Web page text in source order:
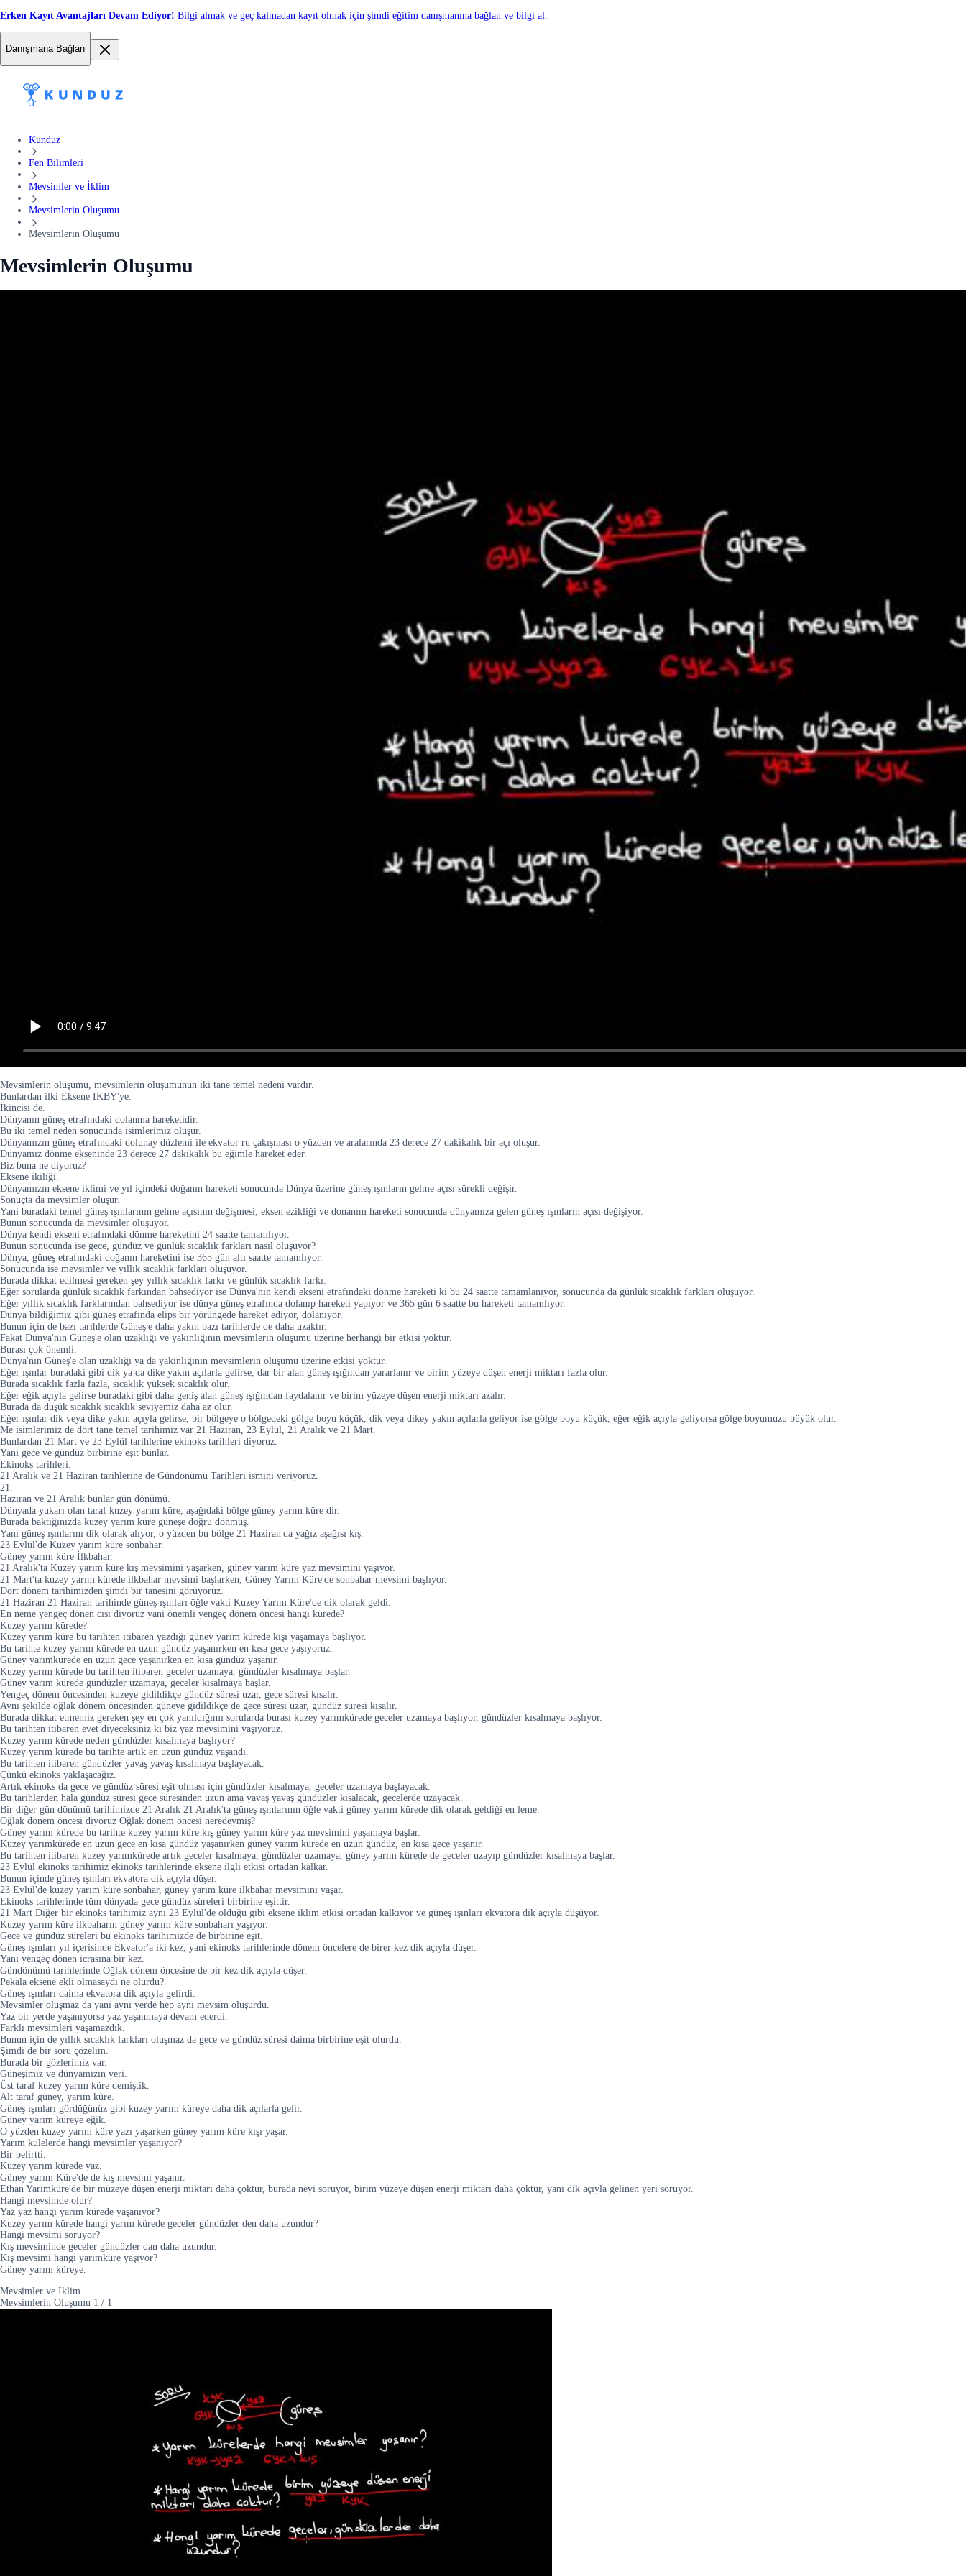
Erken Kayıt Avantajları Devam Ediyor! Bilgi almak ve geç kalmadan kayıt olmak için şimdi eğitim danışmanına bağlan ve bilgi al.
Danışmana Bağlan
Kunduz
Fen Bilimleri
Mevsimler ve İklim
Mevsimlerin Oluşumu
Mevsimlerin Oluşumu
Mevsimlerin Oluşumu
Mevsimlerin oluşumu, mevsimlerin oluşumunun iki tane temel nedeni vardır.
Bunlardan ilki Eksene IKBY'ye.
İkincisi de.
Dünyanın güneş etrafındaki dolanma hareketidir.
Bu iki temel neden sonucunda isimlerimiz oluşur.
Dünyamızın güneş etrafındaki dolunay düzlemi ile ekvator ru çakışması o yüzden ve aralarında 23 derece 27 dakikalık bir açı oluşur.
Dünyamız dönme ekseninde 23 derece 27 dakikalık bu eğimle hareket eder.
Biz buna ne diyoruz?
Eksene ikiliği.
Dünyamızın eksene iklimi ve yıl içindeki doğanın hareketi sonucunda Dünya üzerine güneş ışınların gelme açısı sürekli değişir.
Sonuçta da mevsimler oluşur.
Yani buradaki temel güneş ışınlarının gelme açısının değişmesi, eksen ezikliği ve donanım hareketi sonucunda dünyamıza gelen güneş ışınların açısı değişiyor.
Bunun sonucunda da mevsimler oluşuyor.
Dünya kendi ekseni etrafındaki dönme hareketini 24 saatte tamamlıyor.
Bunun sonucunda ise gece, gündüz ve günlük sıcaklık farkları nasıl oluşuyor?
Dünya, güneş etrafındaki doğanın hareketini ise 365 gün altı saatte tamamlıyor.
Sonucunda ise mevsimler ve yıllık sıcaklık farkları oluşuyor.
Burada dikkat edilmesi gereken şey yıllık sıcaklık farkı ve günlük sıcaklık farkı.
Eğer sorularda günlük sıcaklık farkından bahsediyor ise Dünya'nın kendi ekseni etrafındaki dönme hareketi ki bu 24 saatte tamamlanıyor, sonucunda da günlük sıcaklık farkları oluşuyor.
Eğer yıllık sıcaklık farklarından bahsediyor ise dünya güneş etrafında dolanıp hareketi yapıyor ve 365 gün 6 saatte bu hareketi tamamlıyor.
Dünya bildiğimiz gibi güneş etrafında elips bir yörüngede hareket ediyor, dolanıyor.
Bunun için de bazı tarihlerde Güneş'e daha yakın bazı tarihlerde de daha uzaktır.
Fakat Dünya'nın Güneş'e olan uzaklığı ve yakınlığının mevsimlerin oluşumu üzerine herhangi bir etkisi yoktur.
Burası çok önemli.
Dünya'nın Güneş'e olan uzaklığı ya da yakınlığının mevsimlerin oluşumu üzerine etkisi yoktur.
Eğer ışınlar buradaki gibi dik ya da dike yakın açılarla gelirse, dar bir alan güneş ışığından yararlanır ve birim yüzeye düşen enerji miktarı fazla olur.
Burada sıcaklık fazla fazla, sıcaklık yüksek sıcaklık olur.
Eğer eğik açıyla gelirse buradaki gibi daha geniş alan güneş ışığından faydalanır ve birim yüzeye düşen enerji miktarı azalır.
Burada da düşük sıcaklık sıcaklık seviyemiz daha az olur.
Eğer ışınlar dik veya dike yakın açıyla gelirse, bir bölgeye o bölgedeki gölge boyu küçük, dik veya dikey yakın açılarla geliyor ise gölge boyu küçük, eğer eğik açıyla geliyorsa gölge boyumuzu büyük olur.
Me isimlerimiz de dört tane temel tarihimiz var 21 Haziran, 23 Eylül, 21 Aralık ve 21 Mart.
Bunlardan 21 Mart ve 23 Eylül tarihlerine ekinoks tarihleri diyoruz.
Yani gece ve gündüz birbirine eşit bunlar.
Ekinoks tarihleri.
21 Aralık ve 21 Haziran tarihlerine de Gündönümü Tarihleri ismini veriyoruz.
21.
Haziran ve 21 Aralık bunlar gün dönümü.
Dünyada yukarı olan taraf kuzey yarım küre, aşağıdaki bölge güney yarım küre dir.
Burada baktığınızda kuzey yarım küre güneşe doğru dönmüş.
Yani güneş ışınlarını dik olarak alıyor, o yüzden bu bölge 21 Haziran'da yağız aşağısı kış.
23 Eylül'de Kuzey yarım küre sonbahar.
Güney yarım küre İlkbahar.
21 Aralık'ta Kuzey yarım küre kış mevsimini yaşarken, güney yarım küre yaz mevsimini yaşıyor.
21 Mart'ta kuzey yarım kürede ilkbahar mevsimi başlarken, Güney Yarım Küre'de sonbahar mevsimi başlıyor.
Dört dönem tarihimizden şimdi bir tanesini görüyoruz.
21 Haziran 21 Haziran tarihinde güneş ışınları öğle vakti Kuzey Yarım Küre'de dik olarak geldi.
En neme yengeç dönen cısı diyoruz yani önemli yengeç dönem öncesi hangi kürede?
Kuzey yarım kürede?
Kuzey yarım küre bu tarihten itibaren yazdığı güney yarım kürede kışı yaşamaya başlıyor.
Bu tarihte kuzey yarım kürede en uzun gündüz yaşanırken en kısa gece yaşıyoruz.
Güney yarımkürede en uzun gece yaşanırken en kısa gündüz yaşanır.
Kuzey yarım kürede bu tarihten itibaren geceler uzamaya, gündüzler kısalmaya başlar.
Güney yarım kürede gündüzler uzamaya, geceler kısalmaya başlar.
Yengeç dönem öncesinden kuzeye gidildikçe gündüz süresi uzar, gece süresi kısalır.
Aynı şekilde oğlak dönem öncesinden güneye gidildikçe de gece süresi uzar, gündüz süresi kısalır.
Burada dikkat etmemiz gereken şey en çok yanıldığımı sorularda burası kuzey yarımkürede geceler uzamaya başlıyor, gündüzler kısalmaya başlıyor.
Bu tarihten itibaren evet diyeceksiniz ki biz yaz mevsimini yaşıyoruz.
Kuzey yarım kürede neden gündüzler kısalmaya başlıyor?
Kuzey yarım kürede bu tarihte artık en uzun gündüz yaşandı.
Bu tarihten itibaren gündüzler yavaş yavaş kısalmaya başlayacak.
Çünkü ekinoks yaklaşacağız.
Artık ekinoks da gece ve gündüz süresi eşit olması için gündüzler kısalmaya, geceler uzamaya başlayacak.
Bu tarihlerden hala gündüz süresi gece süresinden uzun ama yavaş yavaş gündüzler kısalacak, gecelerde uzayacak.
Bir diğer gün dönümü tarihimizde 21 Aralık 21 Aralık'ta güneş ışınlarının öğle vakti güney yarım kürede dik olarak geldiği en leme.
Oğlak dönem öncesi diyoruz Oğlak dönem öncesi neredeymiş?
Güney yarım kürede bu tarihte kuzey yarım küre kış güney yarım küre yaz mevsimini yaşamaya başlar.
Kuzey yarımkürede en uzun gece en kısa gündüz yaşanırken güney yarım kürede en uzun gündüz, en kısa gece yaşanır.
Bu tarihten itibaren kuzey yarımkürede artık geceler kısalmaya, gündüzler uzamaya, güney yarım kürede de geceler uzayıp gündüzler kısalmaya başlar.
23 Eylül ekinoks tarihimiz ekinoks tarihlerinde eksene ilgli etkisi ortadan kalkar.
Bunun içinde güneş ışınları ekvatora dik açıyla düşer.
23 Eylül'de kuzey yarım küre sonbahar, güney yarım küre ilkbahar mevsimini yaşar.
Ekinoks tarihlerinde tüm dünyada gece gündüz süreleri birbirine eşittir.
21 Mart Diğer bir ekinoks tarihimiz aynı 23 Eylül'de olduğu gibi eksene iklim etkisi ortadan kalkıyor ve güneş ışınları ekvatora dik açıyla düşüyor.
Kuzey yarım küre ilkbaharın güney yarım küre sonbaharı yaşıyor.
Gece ve gündüz süreleri bu ekinoks tarihimizde de birbirine eşit.
Güneş ışınları yıl içerisinde Ekvator'a iki kez, yani ekinoks tarihlerinde dönem öncelere de birer kez dik açıyla düşer.
Yani yengeç dönen icrasına bir kez.
Gündönümü tarihlerinde Oğlak dönem öncesine de bir kez dik açıyla düşer.
Pekala eksene ekli olmasaydı ne olurdu?
Güneş ışınları daima ekvatora dik açıyla gelirdi.
Mevsimler oluşmaz da yani aynı yerde hep aynı mevsim oluşurdu.
Yaz bir yerde yaşanıyorsa yaz yaşanmaya devam ederdi.
Farklı mevsimleri yaşamazdık.
Bunun için de yıllık sıcaklık farkları oluşmaz da gece ve gündüz süresi daima birbirine eşit olurdu.
Şimdi de bir soru çözelim.
Burada bir gözlerimiz var.
Güneşimiz ve dünyamızın yeri.
Üst taraf kuzey yarım küre demiştik.
Alt taraf güney, yarım küre.
Güneş ışınları gördüğünüz gibi kuzey yarım küreye daha dik açılarla gelir.
Güney yarım küreye eğik.
O yüzden kuzey yarım küre yazı yaşarken güney yarım küre kışı yaşar.
Yarım kulelerde hangi mevsimler yaşanıyor?
Bir belirtti.
Kuzey yarım kürede yaz.
Güney yarım Küre'de de kış mevsimi yaşanır.
Ethan Yarımküre'de bir müzeye düşen enerji miktarı daha çoktur, burada neyi soruyor, birim yüzeye düşen enerji miktarı daha çoktur, yani dik açıyla gelinen yeri soruyor.
Hangi mevsimde olur?
Yaz yaz hangi yarım kürede yaşanıyor?
Kuzey yarım kürede hangi yarım kürede geceler gündüzler den daha uzundur?
Hangi mevsimi soruyor?
Kış mevsiminde geceler gündüzler dan daha uzundur.
Kış mevsimi hangi yarımküre yaşıyor?
Güney yarım küreye.
Mevsimler ve İklim
Mevsimlerin Oluşumu 1 / 1